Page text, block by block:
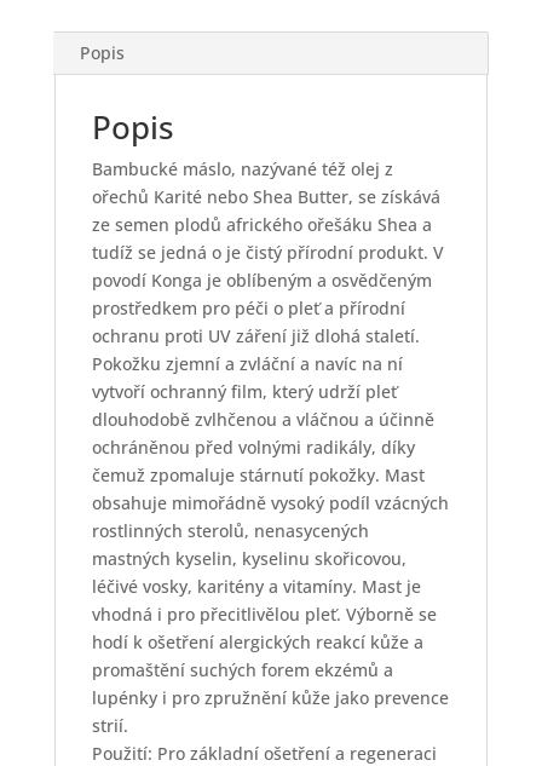
Popis
Popis
Bambucké máslo, nazývané též olej z
ořechů Karité nebo Shea Butter, se získává
ze semen plodů afrického ořešáku Shea a
tudíž se jedná o je čistý přírodní produkt. V
povodí Konga je oblíbeným a osvědčeným
prostředkem pro péči o pleť a přírodní
ochranu proti UV záření již dlohá staletí.
Pokožku zjemní a zvláční a navíc na ní
vytvoří ochranný film, který udrží pleť
dlouhodobě zvlhčenou a vláčnou a účinně
ochráněnou před volnými radikály, díky
čemuž zpomaluje stárnutí pokožky. Mast
obsahuje mimořádně vysoký podíl vzácných
rostlinných sterolů, nenasycených
mastných kyselin, kyselinu skořicovou,
léčivé vosky, karitény a vitamíny. Mast je
vhodná i pro přecitlivělou pleť. Výborně se
hodí k ošetření alergických reakcí kůže a
promaštění suchých forem ekzémů a
lupénky i pro zpružnění kůže jako prevence
strií.
Použití: Pro základní ošetření a regeneraci